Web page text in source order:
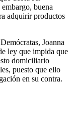
buena
adquirir productos
Joanna
ley que impida que
domiciliario
puesto que ello
en su contra.